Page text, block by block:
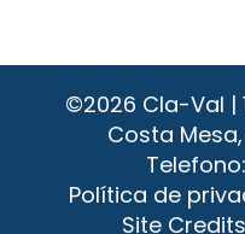
©2026 Cla-Val |
Costa
Telefono:
Política de
Site